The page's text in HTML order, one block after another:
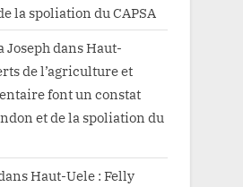
la spoliation du CAPSA
JosephdansHaut-
de l’agriculture et
font un constat
et de la spoliation du
Haut-Uele : Felly